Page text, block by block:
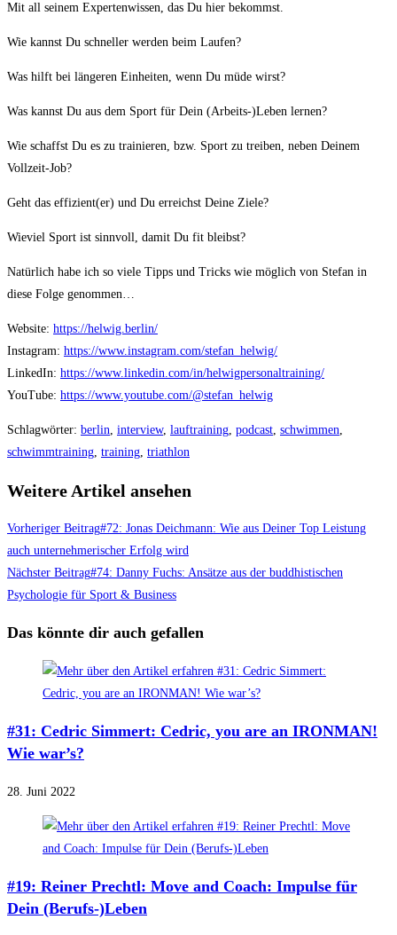
Mit all seinem Expertenwissen, das Du hier bekommst.
Wie kannst Du schneller werden beim Laufen?
Was hilft bei längeren Einheiten, wenn Du müde wirst?
Was kannst Du aus dem Sport für Dein (Arbeits-)Leben lernen?
Wie schaffst Du es zu trainieren, bzw. Sport zu treiben, neben Deinem
Vollzeit-Job?
Geht das effizient(er) und Du erreichst Deine Ziele?
Wieviel Sport ist sinnvoll, damit Du fit bleibst?
Natürlich habe ich so viele Tipps und Tricks wie möglich von Stefan in
diese Folge genommen…
Website: https://helwig.berlin/
Instagram: https://www.instagram.com/stefan_helwig/
LinkedIn: https://www.linkedin.com/in/helwigpersonaltraining/
YouTube: https://www.youtube.com/@stefan_helwig
Schlagwörter: berlin, interview, lauftraining, podcast, schwimmen,
schwimmtraining, training, triathlon
Weitere Artikel ansehen
Vorheriger Beitrag#72: Jonas Deichmann: Wie aus Deiner Top Leistung
auch unternehmerischer Erfolg wird
Nächster Beitrag#74: Danny Fuchs: Ansätze aus der buddhistischen
Psychologie für Sport & Business
Das könnte dir auch gefallen
#31: Cedric Simmert: Cedric, you are an IRONMAN!
Wie war’s?
28. Juni 2022
#19: Reiner Prechtl: Move and Coach: Impulse für
Dein (Berufs-)Leben